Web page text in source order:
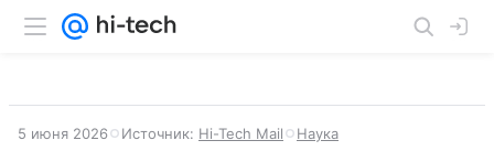
5 июня 2026 Источник: Hi-Tech Mail Наука